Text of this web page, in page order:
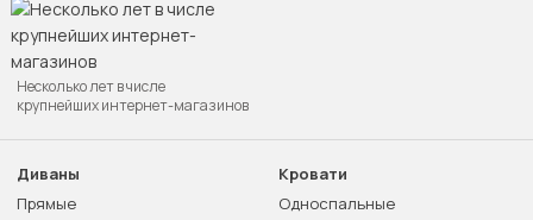
Несколько лет в числе
крупнейших интернет-магазинов
Диваны
Прямые
Кровати
Односпальные